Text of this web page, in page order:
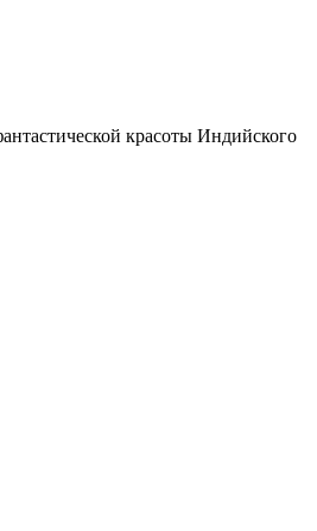
красоты Индийского